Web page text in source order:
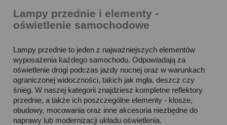
Lampy przednie i elementy -
oświetlenie samochodowe
Lampy przednie to jeden z najważniejszych elementów
wyposażenia każdego samochodu. Odpowiadają za
oświetlenie drogi podczas jazdy nocnej oraz w warunkach
ograniczonej widoczności, takich jak mgła, deszcz czy
śnieg. W naszej kategorii znajdziesz kompletne reflektory
przednie, a także ich poszczególne elementy - klosze,
obudowy, mocowania oraz inne akcesoria niezbędne do
naprawy lub modernizacji układu oświetlenia.